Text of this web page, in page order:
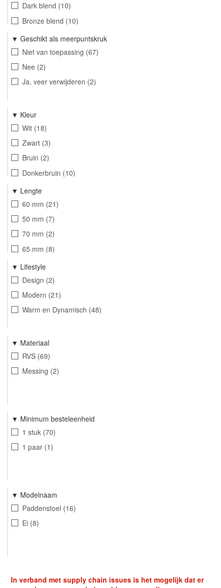
Dark blend 10
Bronze blend 10
Mocca blend 18
Champagne blend
10
Imperial brons
Geschikt als meerpuntskruk
Niet van toepassing 67
Nee 2
Ja, veer verwijderen 2
Kleur
Wit 18
Zwart 3
Bruin 2
Donkerbruin 10
Roodbruin
Lichtbruin 18
Champagne
Lengte
60 mm 21
50 mm 7
70 mm 2
65 mm 8
53 mm
52 mm 15
62 mm 8
Lifestyle
Design 2
Modern 21
Warm en Dynamisch 48
Materiaal
RVS 69
Messing 2
Minimum besteleenheid
1 stuk 70
1 paar 1
Modelnaam
Paddenstoel 16
Ei 8
In verband met supply chain issues is het mogelijk dat er